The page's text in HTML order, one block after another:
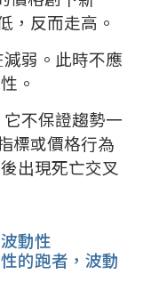
，反而走高。
弱。此時不應
。
不保證趨勢一
標或價格行為
出現死亡交叉
動性
的跑者，波動